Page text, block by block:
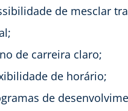
de mesclar
de carreira claro;
de horário;
de